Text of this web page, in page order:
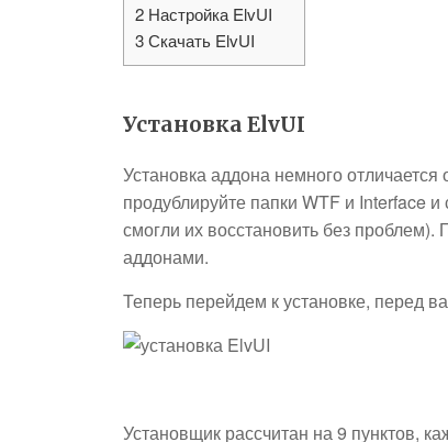
2 Настройка ElvUI
3Скачать ElvUI
Установка ElvUI
Установка аддона немного
продублируйте папки WTF и Interface
смогли их восстановить без
аддонами.
Теперь перейдем к установке, перед
Установщик рассчитан на 9 пунктов,